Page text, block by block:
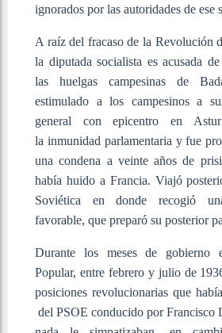
ignorados por las autoridades de ese
A raíz del fracaso de la Revolución
la diputada socialista es acusada
las huelgas campesinas de
estimulado a los campesinos a
general con epicentro en
la inmunidad parlamentaria y fue
una condena a veinte años de
había huido a Francia. Viajó
Soviética en donde recogió
favorable, que preparó su posterior
Durante los meses de gobierno
Popular, entre febrero y julio de
posiciones revolucionarias que
del PSOE conducido por Francisco